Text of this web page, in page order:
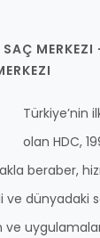
Türkiye’nin
olan HDC,
beraber,
ve dünyadaki